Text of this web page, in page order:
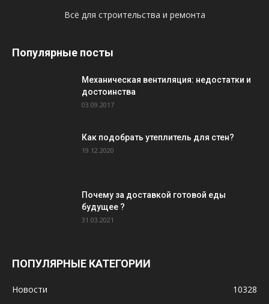
Всё для строительства и ремонта
Популярные посты
Механическая вентиляция: недостатки и
достоинства
03.09.2017
Как подобрать утеплитель для стен?
19.12.2020
Почему за доставкой готовой еды
будущее ?
31.03.2021
ПОПУЛЯРНЫЕ КАТЕГОРИИ
Новости
10328